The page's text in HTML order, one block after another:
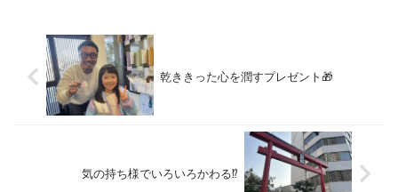
より スタートしたこのブログ
日々の事や...
乾ききった心を潤すプレゼント🎁
気の持ち様でいろいろかわる⁉️